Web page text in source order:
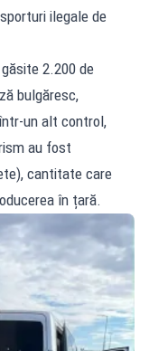
ilegale de
2.200 de
bulgăresc,
un alt control,
au fost
cantitate care
în țară.